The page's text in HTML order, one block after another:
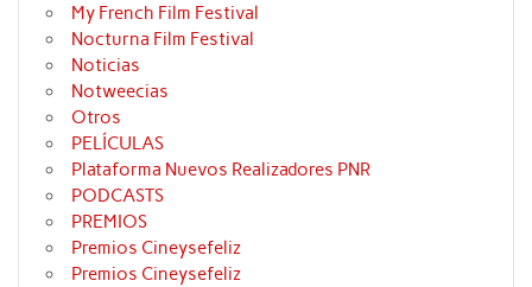
My French Film Festival
Nocturna Film Festival
Noticias
Notweecias
Otros
PELÍCULAS
Plataforma Nuevos Realizadores PNR
PODCASTS
PREMIOS
Premios Cineysefeliz
Premios Cineysefeliz